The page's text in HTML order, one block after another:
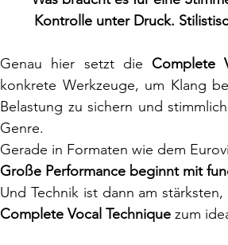
Kontrolle unter Druck.
Genau hier setzt die Complete
konkrete Werkzeuge, um Klang
Belastung zu sichern und
Genre.
Gerade in Formaten wie dem
Große Performance beginnt mit
Complete Vocal Technique zum